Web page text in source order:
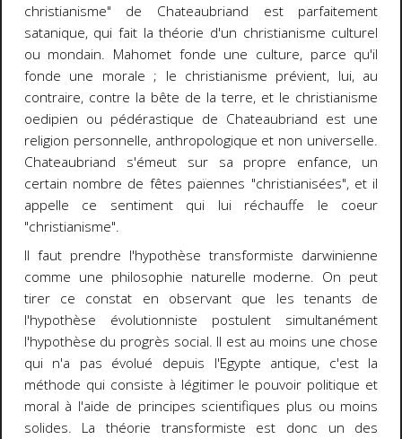
christianisme" de Chateaubriand est parfaitement
satanique, qui fait la théorie d'un christianisme culturel
ou mondain. Mahomet fonde une culture, parce qu'il
fonde une morale ; le christianisme prévient, lui, au
contraire, contre la bête de la terre, et le christianisme
oedipien ou pédérastique de Chateaubriand est une
religion personnelle, anthropologique et non universelle.
Chateaubriand s'émeut sur sa propre enfance, un
certain nombre de fêtes païennes "christianisées", et il
appelle ce sentiment qui lui réchauffe le coeur
"christianisme".
Il faut prendre l'hypothèse transformiste darwinienne
comme une philosophie naturelle moderne. On peut
tirer ce constat en observant que les tenants de
l'hypothèse évolutionniste postulent simultanément
l'hypothèse du progrès social. Il est au moins une chose
qui n'a pas évolué depuis l'Egypte antique, c'est la
méthode qui consiste à légitimer le pouvoir politique et
moral à l'aide de principes scientifiques plus ou moins
solides. La théorie transformiste est donc un des